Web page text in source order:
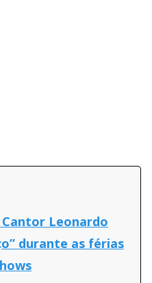
Leonardo
durante as férias